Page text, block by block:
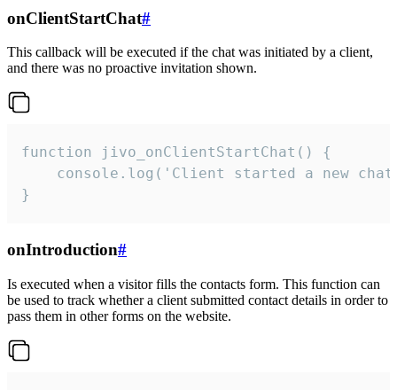
onClientStartChat#
This callback will be executed if the chat was initiated by a client,
and there was no proactive invitation shown.
function jivo_onClientStartChat() {
console.log('Client started a new
}
onIntroduction#
Is executed when a visitor fills the contacts form. This function can
be used to track whether a client submitted contact details in order to
pass them in other forms on the website.